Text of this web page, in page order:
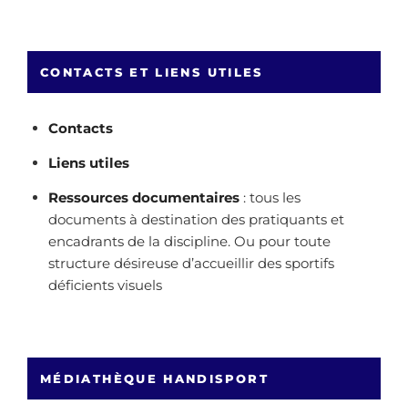
CONTACTS ET LIENS UTILES
Contacts
Liens utiles
Ressources documentaires : tous les
documents à destination des pratiquants et
encadrants de la discipline. Ou pour toute
structure désireuse d’accueillir des sportifs
déficients visuels
MÉDIATHÈQUE HANDISPORT